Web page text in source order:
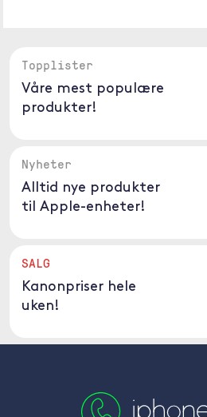
Topplister
Våre mest populære
produkter!
Nyheter
Alltid nye produkter
til Apple-enheter!
SALG
Kanonpriser hele
uken!